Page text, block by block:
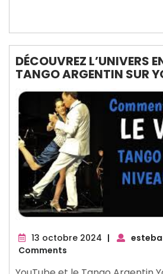
DÉCOUVREZ L’UNIVERS
TANGO ARGENTIN SUR
13 octobre 2024 13|
Comments